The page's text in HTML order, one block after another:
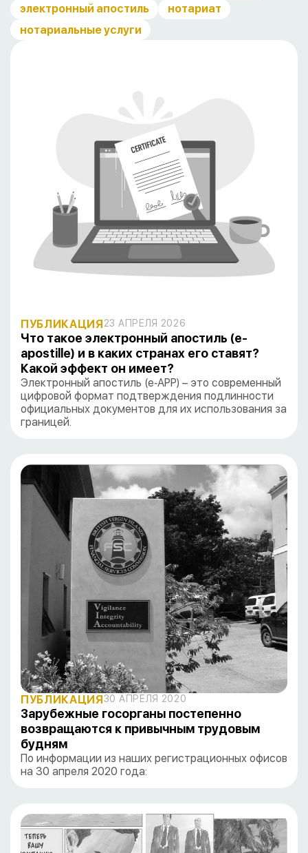
электронный апостиль
нотариат
нотариальные услуги
ПУБЛИКАЦИЯ23 АПРЕЛЯ 2026
Что такое электронный апостиль (e-
apostille) и в каких странах его ставят?
Какой эффект он имеет?
Электронный апостиль (e‑APP) – это современный
цифровой формат подтверждения подлинности
официальных документов для их использования за
границей.
ПУБЛИКАЦИЯ 30 АПРЕЛЯ 2020
Зарубежные госорганы постепенно
возвращаются к привычным трудовым
будням
По информации из наших регистрационных офисов
на 30 апреля 2020 года: